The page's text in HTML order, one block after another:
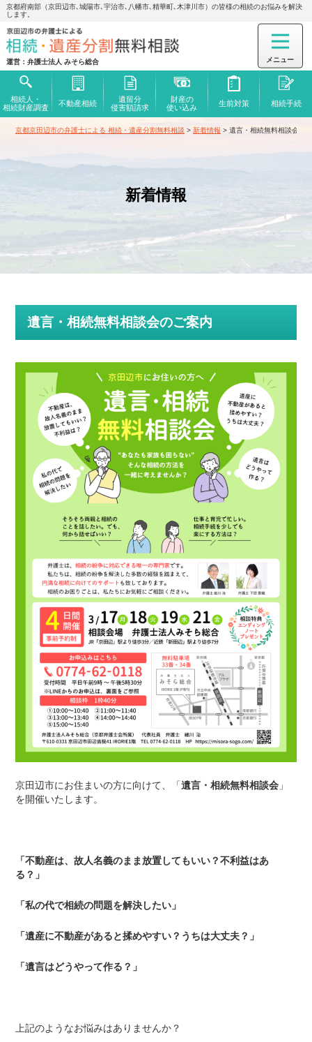
京都府南部（京田辺市､城陽市､宇治市､八幡市､精華町､木津川市）の皆様の相続のお悩みを解決
します。
運営：弁護士法人 みそら総合
相続人・
相続財産調査
不動産相続
遺留分
侵害額請求
財産の
使い込み
生前対策 相続手続
京都京田辺市の弁護士による 相続・遺産分割無料相談 >新着情報 >遺言・相続無料相談会の
新着情報
遺言・相続無料相談会のご案内
京田辺市にお住まいの方に向けて、「遺言・相続無料相談会 」
を開催いたします。
「不動産は、故人名義のまま放置してもいい？不利益はあ
る？」
「私の代で相続の問題を解決したい」
「遺産に不動産があると揉めやすい？うちは大丈夫？」
「遺言はどうやって作る？」
上記のようなお悩みはありませんか？